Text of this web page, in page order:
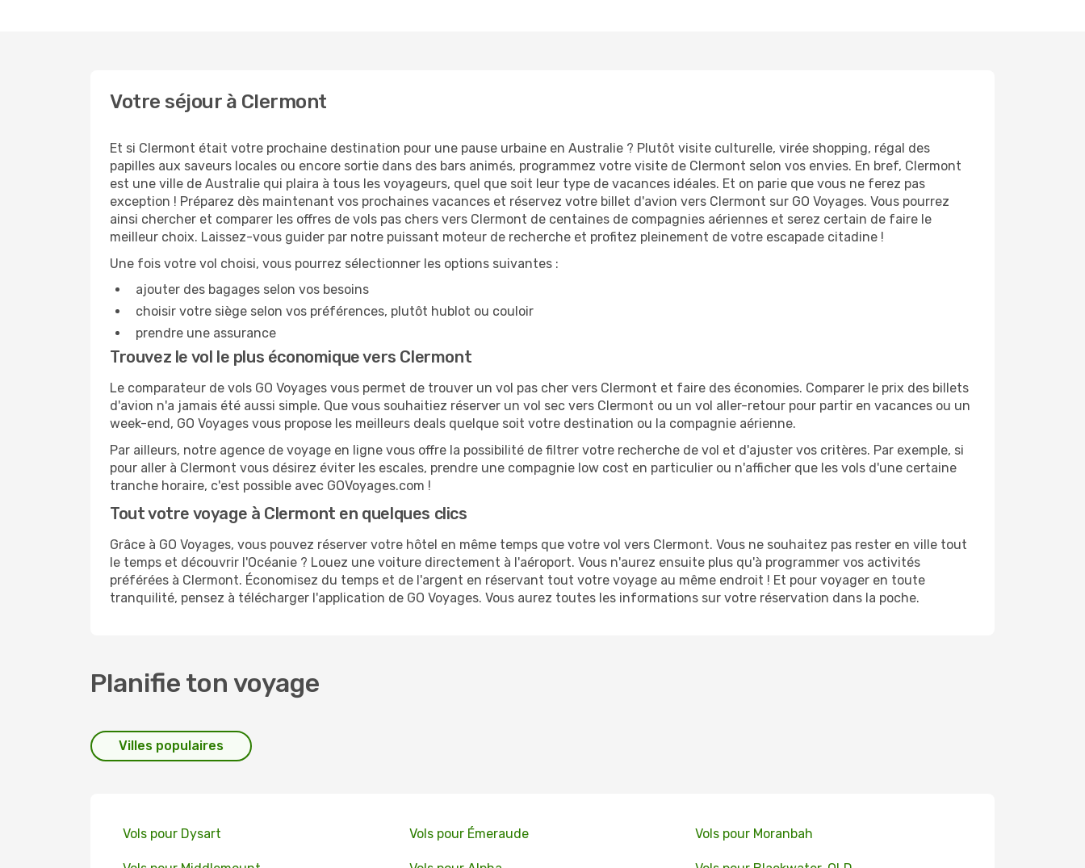
Votre séjour à Clermont
Et si Clermont était votre prochaine destination pour une pause urbaine en Australie ? Plutôt visite culturelle, virée shopping, régal des
papilles aux saveurs locales ou encore sortie dans des bars animés, programmez votre visite de Clermont selon vos envies. En bref, Clermont
est une ville de Australie qui plaira à tous les voyageurs, quel que soit leur type de vacances idéales. Et on parie que vous ne ferez pas
exception ! Préparez dès maintenant vos prochaines vacances et réservez votre billet d'avion vers Clermont sur GO Voyages. Vous pourrez
ainsi chercher et comparer les offres de vols pas chers vers Clermont de centaines de compagnies aériennes et serez certain de faire le
meilleur choix. Laissez-vous guider par notre puissant moteur de recherche et profitez pleinement de votre escapade citadine !
Une fois votre vol choisi, vous pourrez sélectionner les options suivantes :
ajouter des bagages selon vos besoins
choisir votre siège selon vos préférences, plutôt hublot ou couloir
prendre une assurance
Trouvez le vol le plus économique vers Clermont
Le comparateur de vols GO Voyages vous permet de trouver un vol pas cher vers Clermont et faire des économies. Comparer le prix des billets
d'avion n'a jamais été aussi simple. Que vous souhaitiez réserver un vol sec vers Clermont ou un vol aller-retour pour partir en vacances ou un
week-end, GO Voyages vous propose les meilleurs deals quelque soit votre destination ou la compagnie aérienne.
Par ailleurs, notre agence de voyage en ligne vous offre la possibilité de filtrer votre recherche de vol et d'ajuster vos critères. Par exemple, si
pour aller à Clermont vous désirez éviter les escales, prendre une compagnie low cost en particulier ou n'afficher que les vols d'une certaine
tranche horaire, c'est possible avec GOVoyages.com !
Tout votre voyage à Clermont en quelques clics
Grâce à GO Voyages, vous pouvez réserver votre hôtel en même temps que votre vol vers Clermont. Vous ne souhaitez pas rester en ville tout
le temps et découvrir l'Océanie ? Louez une voiture directement à l'aéroport. Vous n'aurez ensuite plus qu'à programmer vos activités
préférées à Clermont. Économisez du temps et de l'argent en réservant tout votre voyage au même endroit ! Et pour voyager en toute
tranquilité, pensez à télécharger l'application de GO Voyages. Vous aurez toutes les informations sur votre réservation dans la poche.
Planifie ton voyage
Villes populaires
Vols pour Dysart Vols pour Émeraude Vols pour Moranbah